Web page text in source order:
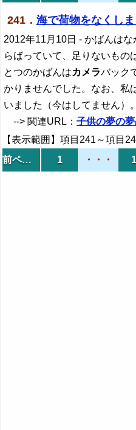
241． 海で荷物をなくし
2012年11月10日 - かばんはな
らばっていて、足りないもの
とつのかばんはカメラバック
かりませんでした。なお、私
いました（今はしてません）。
--> 関連URL：子供の夢の
【表示範囲】項目241～項目
前ページ
1 ・・・